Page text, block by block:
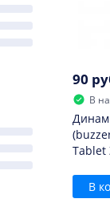
90
В
Tablet
В